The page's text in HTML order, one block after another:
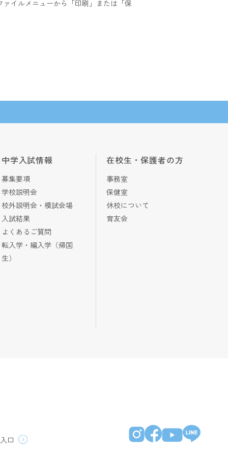
イルメニューから「印刷」または「保
中学入試情報
募集要項
学校説明会
校外説明会・模試会場
入試結果
よくあるご質問
転入学・編入学（帰国
生）
在校生・保護者の方
事務室
保健室
休校について
育友会
口